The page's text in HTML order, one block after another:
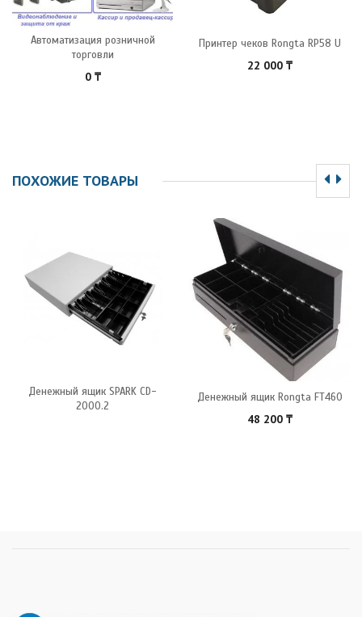
Автоматизация розничной
торговли
0 ₸
Принтер чеков Rongta RP58 U
22 000 ₸
ПОХОЖИЕ ТОВАРЫ
Денежный ящик SPARK CD-
2000.2
Денежный ящик Rongta FT460
48 200 ₸